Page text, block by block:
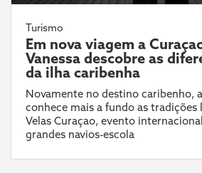
Turismo
Em nova viagem a
Vanessa descobre as
da ilha caribenha
Novamente no destino caribenho,
conhece mais a fundo as tradições
Velas Curaçao, evento
grandes navios-escola